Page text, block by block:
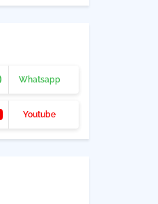
Whatsapp
Youtube